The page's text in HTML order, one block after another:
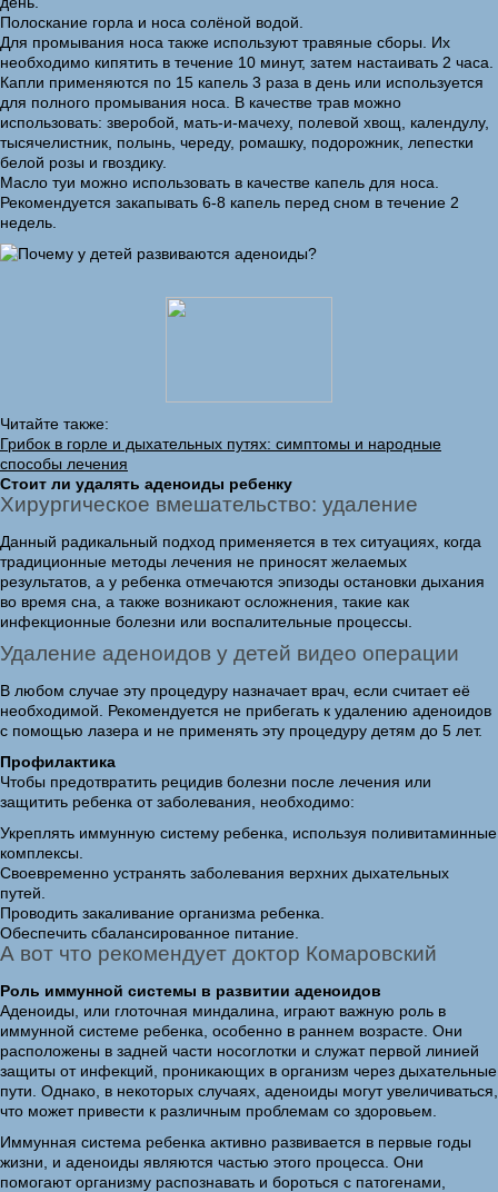
Полоскание горла и носа солёной водой.
Для промывания носа также используют травяные сборы. Их
необходимо кипятить в течение 10 минут, затем настаивать 2 часа.
Капли применяются по 15 капель 3 раза в день или используется
для полного промывания носа. В качестве трав можно
использовать: зверобой, мать-и-мачеху, полевой хвощ, календулу,
тысячелистник, полынь, череду, ромашку, подорожник, лепестки
белой розы и гвоздику.
Масло туи можно использовать в качестве капель для носа.
Рекомендуется закапывать 6-8 капель перед сном в течение 2
недель.
Читайте также:
Грибок в горле и дыхательных путях: симптомы и народные
способы лечения
Стоит ли удалять аденоиды ребенку
Хирургическое вмешательство: удаление
Данный радикальный подход применяется в тех ситуациях, когда
традиционные методы лечения не приносят желаемых
результатов, а у ребенка отмечаются эпизоды остановки дыхания
во время сна, а также возникают осложнения, такие как
инфекционные болезни или воспалительные процессы.
Удаление аденоидов у детей видео операции
В любом случае эту процедуру назначает врач, если считает её
необходимой. Рекомендуется не прибегать к удалению аденоидов
с помощью лазера и не применять эту процедуру детям до 5 лет.
Профилактика
Чтобы предотвратить рецидив болезни после лечения или
защитить ребенка от заболевания, необходимо:
Укреплять иммунную систему ребенка, используя поливитаминные
комплексы.
Своевременно устранять заболевания верхних дыхательных
путей.
Проводить закаливание организма ребенка.
Обеспечить сбалансированное питание.
А вот что рекомендует доктор Комаровский
Роль иммунной системы в развитии аденоидов
Аденоиды, или глоточная миндалина, играют важную роль в
иммунной системе ребенка, особенно в раннем возрасте. Они
расположены в задней части носоглотки и служат первой линией
защиты от инфекций, проникающих в организм через дыхательные
пути. Однако, в некоторых случаях, аденоиды могут увеличиваться,
что может привести к различным проблемам со здоровьем.
Иммунная система ребенка активно развивается в первые годы
жизни, и аденоиды являются частью этого процесса. Они
помогают организму распознавать и бороться с патогенами,